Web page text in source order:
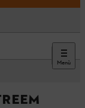
Menù